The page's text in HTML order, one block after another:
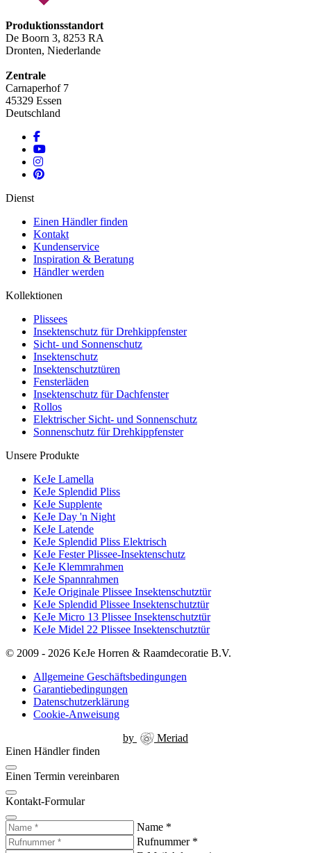
Produktionsstandort
De Boorn 3, 8253 RA
Dronten, Niederlande
Zentrale
Carnaperhof 7
45329 Essen
Deutschland
Dienst
Einen Händler finden
Kontakt
Kundenservice
Inspiration & Beratung
Händler werden
Kollektionen
Plissees
Insektenschutz für Drehkippfenster
Sicht- und Sonnenschutz
Insektenschutz
Insektenschutztüren
Fensterläden
Insektenschutz für Dachfenster
Rollos
Elektrischer Sicht- und Sonnenschutz
Sonnenschutz für Drehkippfenster
Unsere Produkte
KeJe Lamella
KeJe Splendid Pliss
KeJe Supplente
KeJe Day 'n Night
KeJe Latende
KeJe Splendid Pliss Elektrisch
KeJe Fester Plissee-Insektenschutz
KeJe Klemmrahmen
KeJe Spannrahmen
KeJe Originale Plissee Insektenschutztür
KeJe Splendid Plissee Insektenschutztür
KeJe Micro 13 Plissee Insektenschutztür
KeJe Midel 22 Plissee Insektenschutztür
© 2009 - 2026 KeJe Horren & Raamdecoratie B.V.
Allgemeine Geschäftsbedingungen
Garantiebedingungen
Datenschutzerklärung
Cookie-Anweisung
by
Meriad
Einen Händler finden
Einen Termin vereinbaren
Kontakt-Formular
Name *
Rufnummer *